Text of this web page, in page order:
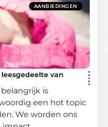
AANBIEDINGEN
van
is
een hot topic
We worden ons